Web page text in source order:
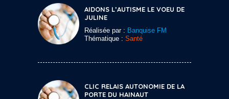
AIDONS L’AUTISME LE VOEU DE
JULINE
Réalisée par : Banquise FM
Thématique : Santé
CLIC RELAIS AUTONOMIE DE LA
PORTE DU HAINAUT